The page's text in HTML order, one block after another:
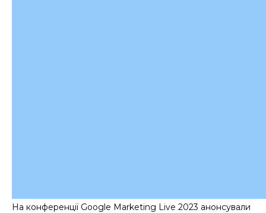
На конференції Google Marketing Live 2023 анонсували